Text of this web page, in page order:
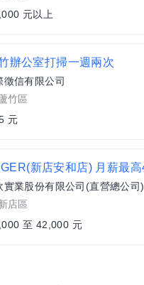
元以上
辦公室打掃一週兩次
徵信有限公司
竹區
元
實業股份有限公司(直營總公司)
店區
至 42,000 元